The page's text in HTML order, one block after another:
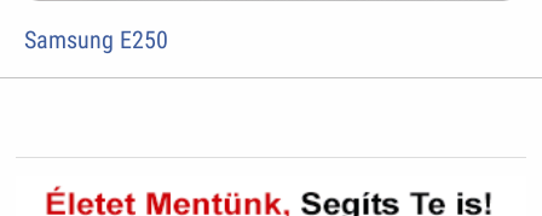
Samsung E250